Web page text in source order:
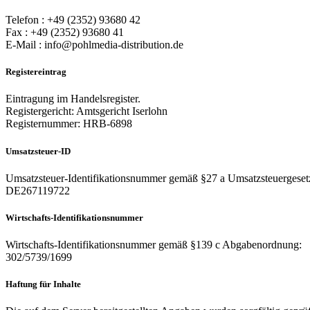
Telefon : +49 (2352) 93680 42
Fax : +49 (2352) 93680 41
E-Mail : info@pohlmedia-distribution.de
Registereintrag
Eintragung im Handelsregister.
Registergericht: Amtsgericht Iserlohn
Registernummer: HRB-6898
Umsatzsteuer-ID
Umsatzsteuer-Identifikationsnummer gemäß §27 a
DE267119722
Wirtschafts-Identifikationsnummer
Wirtschafts-Identifikationsnummer gemäß §139 c Abgabenordnung:
302/5739/1699
Haftung für Inhalte